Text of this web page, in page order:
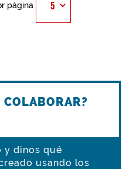
página
COLABORAR?
y dinos qué
usando los